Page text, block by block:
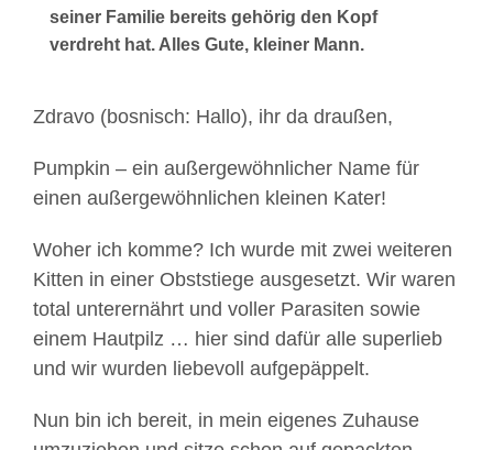
seiner Familie bereits gehörig den Kopf
verdreht hat. Alles Gute, kleiner Mann.
Zdravo (bosnisch: Hallo), ihr da draußen,
Pumpkin – ein außergewöhnlicher Name für
einen außergewöhnlichen kleinen Kater!
Woher ich komme? Ich wurde mit zwei weiteren
Kitten in einer Obststiege ausgesetzt. Wir waren
total unterernährt und voller Parasiten sowie
einem Hautpilz … hier sind dafür alle superlieb
und wir wurden liebevoll aufgepäppelt.
Nun bin ich bereit, in mein eigenes Zuhause